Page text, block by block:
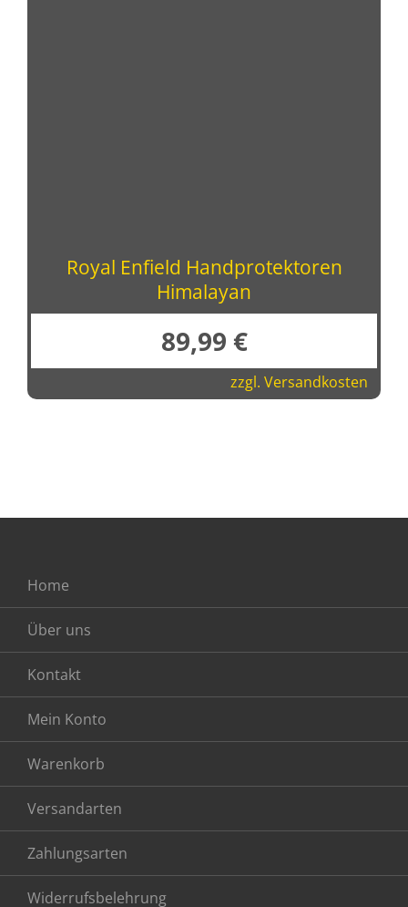
Royal Enfield Handprotektoren
Himalayan
89,99 €
zzgl. Versandkosten
Home
Über uns
Kontakt
Mein Konto
Warenkorb
Versandarten
Zahlungsarten
Widerrufsbelehrung